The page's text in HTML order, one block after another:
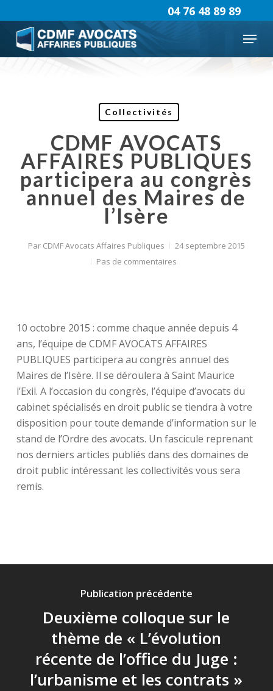
to
main
content
Menu
04 76 48 89 89
Collectivités
CDMF AVOCATS
AFFAIRES PUBLIQUES
participera au congrès
annuel des Maires de
l’Isère
ParCDMF Avocats Affaires Publiques
24 septembre 2015
Pas de commentaires
10 octobre 2015 : comme chaque année depuis 4
ans, l’équipe de CDMF AVOCATS AFFAIRES
PUBLIQUES participera au congrès annuel des
Maires de l’Isère. Il se déroulera à Saint Maurice
l’Exil. A l’occasion du congrès, l’équipe d’avocats du
cabinet spécialisés en droit public se tiendra à votre
disposition pour toute demande d’information sur le
stand de l’Ordre des avocats. Un fascicule reprenant
nos derniers articles publiés dans des domaines de
droit public intéressant les collectivités vous sera
remis.
Publication précédente
Deuxième colloque sur le
thème de « L’évolution
récente de l’office du Juge :
l’urbanisme et les contrats »